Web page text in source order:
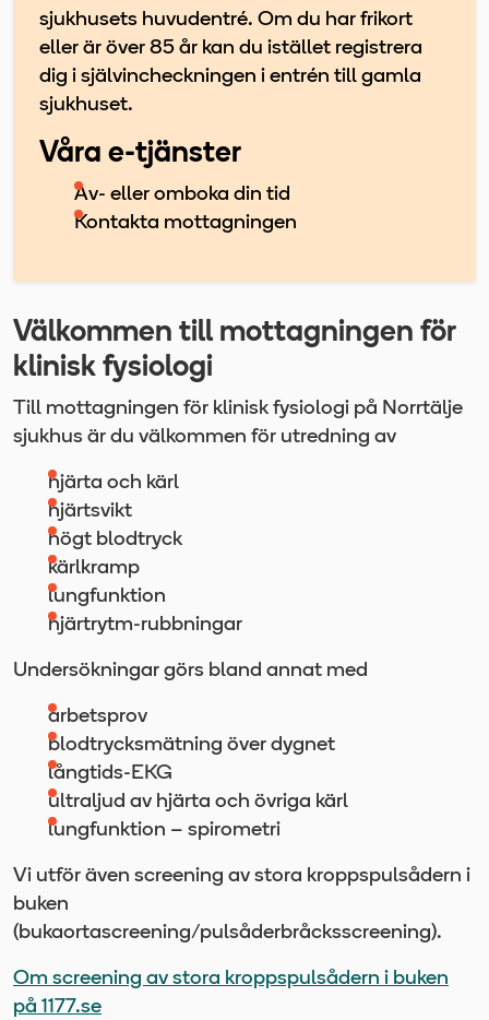
sjukhusets huvudentré. Om du har frikort
eller är över 85 år kan du istället registrera
dig i självincheckningen i entrén till gamla
sjukhuset.
Våra e-tjänster
Av- eller omboka din tid
Kontakta mottagningen
Välkommen till mottagningen för
klinisk fysiologi
Till mottagningen för klinisk fysiologi på Norrtälje
sjukhus är du välkommen för utredning av
hjärta och kärl
hjärtsvikt
högt blodtryck
kärlkramp
lungfunktion
hjärtrytm-rubbningar
Undersökningar görs bland annat med
arbetsprov
blodtrycksmätning över dygnet
långtids-EKG
ultraljud av hjärta och övriga kärl
lungfunktion – spirometri
Vi utför även screening av stora kroppspulsådern i
buken
(bukaortascreening/pulsåderbråcksscreening).
Om screening av stora kroppspulsådern i buken
på 1177.se